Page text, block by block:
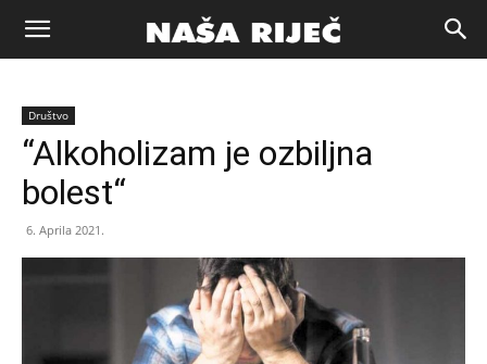
Naša
riječ
Društvo
“Alkoholizam je ozbiljna
bolest“
6. Aprila 2021.